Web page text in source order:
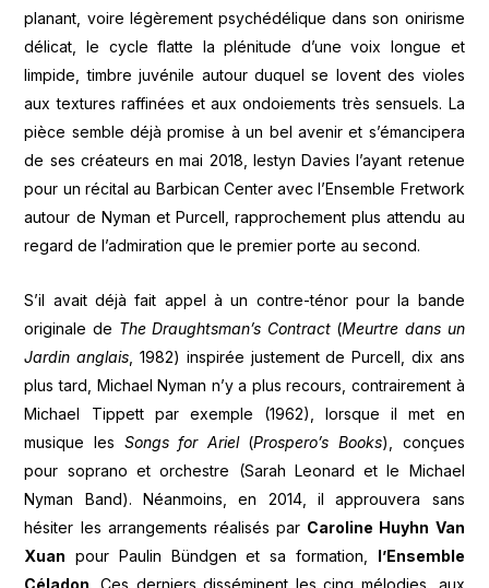
planant, voire légèrement psychédélique dans son onirisme
délicat, le cycle flatte la plénitude d’une voix longue et
limpide, timbre juvénile autour duquel se lovent des violes
aux textures raffinées et aux ondoiements très sensuels. La
pièce semble déjà promise à un bel avenir et s’émancipera
de ses créateurs en mai 2018, Iestyn Davies l’ayant retenue
pour un récital au Barbican Center avec l’Ensemble Fretwork
autour de Nyman et Purcell, rapprochement plus attendu au
regard de l’admiration que le premier porte au second.
S’il avait déjà fait appel à un contre-ténor pour la bande
originale de The Draughtsman’s Contract (Meurtre dans un
Jardin anglais, 1982) inspirée justement de Purcell, dix ans
plus tard, Michael Nyman n’y a plus recours, contrairement à
Michael Tippett par exemple (1962), lorsque il met en
musique les Songs for Ariel (Prospero’s Books), conçues
pour soprano et orchestre (Sarah Leonard et le Michael
Nyman Band). Néanmoins, en 2014, il approuvera sans
hésiter les arrangements réalisés par Caroline Huyhn Van
Xuan pour Paulin Bündgen et sa formation,
l’Ensemble